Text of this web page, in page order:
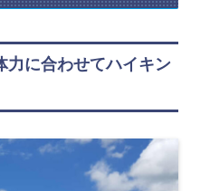
力に合わせてハイキン